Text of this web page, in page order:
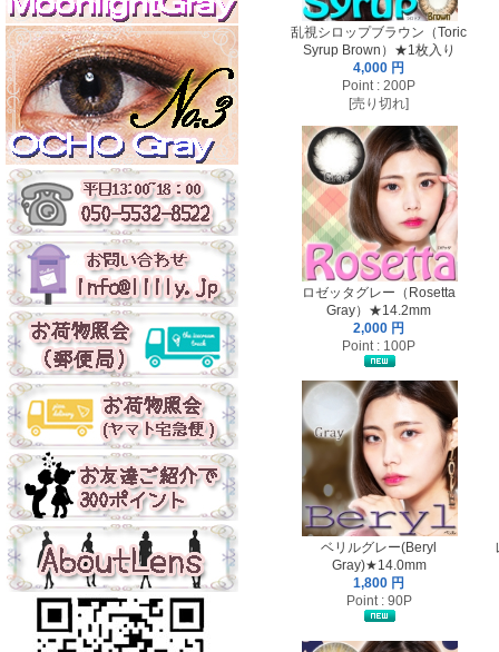
乱視シロップブラウン（Toric
Syrup Brown）★1枚入り
4,000 円
Point : 200P
[売り切れ]
ロゼッタグレー（Rosetta
Gray）★14.2mm
2,000 円
Point : 100P
ベリルグレー(Beryl
Gray)★14.0mm
1,800 円
Point : 90P